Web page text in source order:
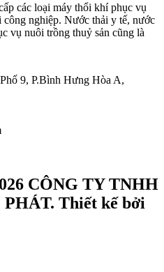
các loại máy thổi khí phục vụ
nghiệp. Nước thải y tế, nước
vụ nuôi trồng thuỷ sản cũng là
9, P.Bình Hưng Hòa A,
CÔNG TY TNHH
Thiết kế bởi